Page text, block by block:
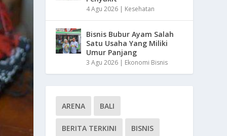
4 Agu 2026 | Kesehatan
Bisnis Bubur Ayam Salah
Satu Usaha Yang Miliki
Umur Panjang
3 Agu 2026 | Ekonomi Bisnis
ARENA BALI
BERITA TERKINI BISNIS